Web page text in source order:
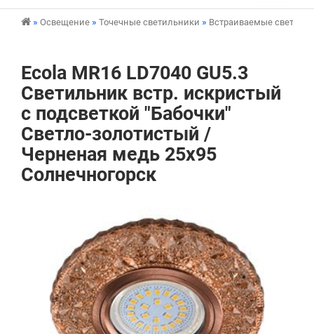
Освещение Точечные светильники Встраиваемые
Ecola MR16 LD7040 GU5.3
Светильник встр. искристый
с подсветкой "Бабочки"
Светло-золотистый /
Черненая медь 25x95
Солнечногорск